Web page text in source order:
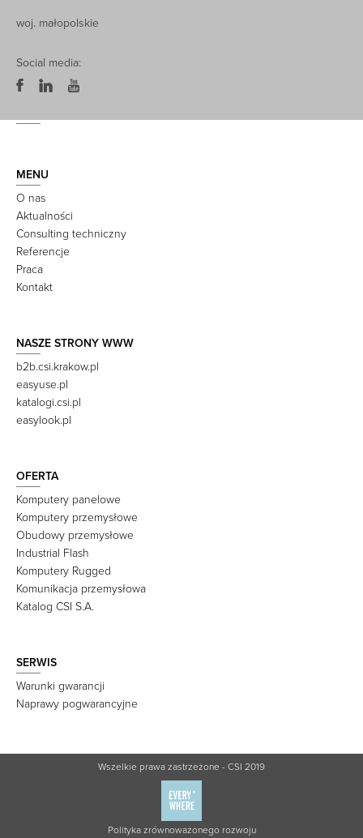
woj. małopolskie
Social media:
MENU
O nas
Aktualności
Consulting techniczny
Referencje
Praca
Kontakt
NASZE STRONY WWW
b2b.csi.krakow.pl
easyuse.pl
katalogi.csi.pl
easylook.pl
OFERTA
Komputery panelowe
Komputery przemysłowe
Obudowy przemysłowe
Industrial Flash
Komputery Rugged
Komunikacja przemysłowa
Katalog CSI S.A.
SERWIS
Warunki gwarancji
Naprawy pogwarancyjne
Wszelkie prawa zastrzeżone - CSI 2019
Polityka zrównoważonego rozwoju